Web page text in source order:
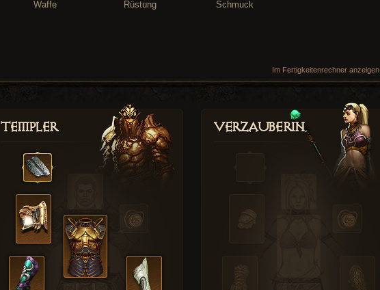
Waffe Rüstung Schmuck
Im Fertigkeitenrechner anzeigen
Templer Verzauberin